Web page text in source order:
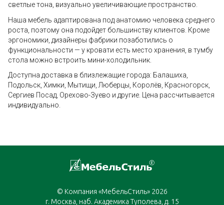
светлые тона, визуально увеличивающие пространство.
Наша мебель адаптирована под анатомию человека среднего
роста, поэтому она подойдет большинству клиентов. Кроме
эргономики, дизайнеры фабрики позаботились о
функциональности — у кровати есть место хранения, в тумбу
стола можно встроить мини-холодильник.
Доступна доставка в близлежащие города: Балашиха,
Подольск, Химки, Мытищи, Люберцы, Королёв, Красногорск,
Сергиев Посад, Орехово-Зуево и другие. Цена рассчитывается
индивидуально.
© Компания «МебельСтиль» 2026
г. Москва, наб. Академика Туполева, д. 15